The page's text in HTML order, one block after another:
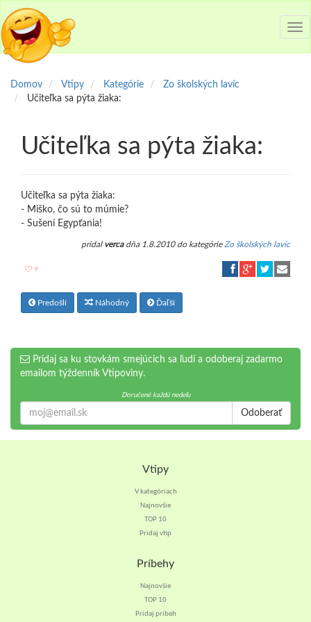
Domov Vtipy Kategórie
Zo školských lavíc
Učiteľka sa pýta žiaka:
Učiteľka sa pýta žiaka:
Učiteľka sa pýta žiaka:
- Miško, čo sú to múmie?
- Sušení Egypťania!
pridal vercadňa 1.8.2010 do kategórie Zo školských lavíc
9
Predošlí Náhodný Ďaľší
Pridaj sa ku stovkám smejúcich sa ľudí a odoberaj zadarmo
emailom týždenník Vtipoviny.
Doručené každú nedeľu
Odoberať
Vtipy
V kategóriach
Najnovšie
TOP 10
Pridaj vtip
Príbehy
Najnovšie
TOP 10
Pridaj príbeh